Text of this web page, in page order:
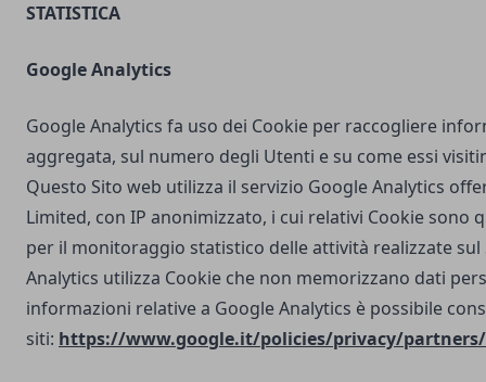
STATISTICA
Google Analytics
Google Analytics fa uso dei Cookie per raccogliere
aggregata, sul numero degli Utenti e su come essi
Questo Sito web utilizza il servizio Google Analytics
Limited, con IP anonimizzato, i cui relativi Cookie sono
per il monitoraggio statistico delle attività realizzate sul
Analytics utilizza Cookie che non memorizzano dati
informazioni relative a Google Analytics è possibile
siti: https://www.google.it/policies/privacy/partners/